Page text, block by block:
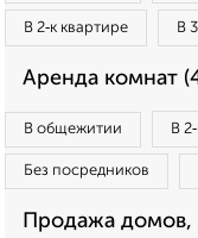
В 2‑к квартире В
Аренда комнат
В общежитии В
Без посредников
Продажа домов,